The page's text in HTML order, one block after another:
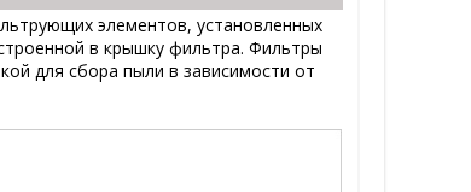
элементов, установленных
в крышку фильтра. Фильтры
для сбора пыли в зависимости от